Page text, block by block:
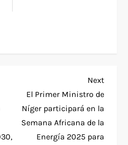
Next
Post
Next
El Primer Ministro de
Níger participará en la
Semana Africana de la
Energía 2025 para